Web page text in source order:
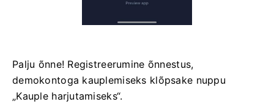
Palju õnne! Registreerumine õnnestus,
demokontoga kauplemiseks klõpsake nuppu
„Kauple harjutamiseks“.